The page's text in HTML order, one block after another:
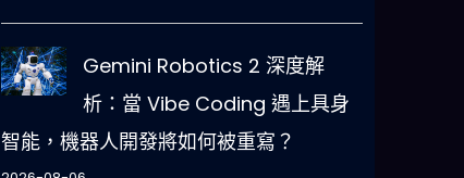
Gemini Robotics 2 深度解
析：當 Vibe Coding 遇上具身
智能，機器人開發將如何被重寫？